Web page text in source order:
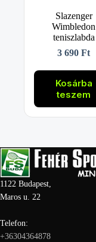
Slazenger
Wimbledon
teniszlabda
3 690Ft
Kosárba
teszem
1122 Budapest,
Maros u. 22
Telefon:
+36304364878